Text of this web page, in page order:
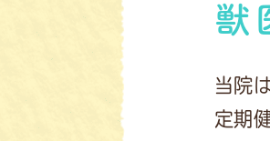
獣
当院
定期